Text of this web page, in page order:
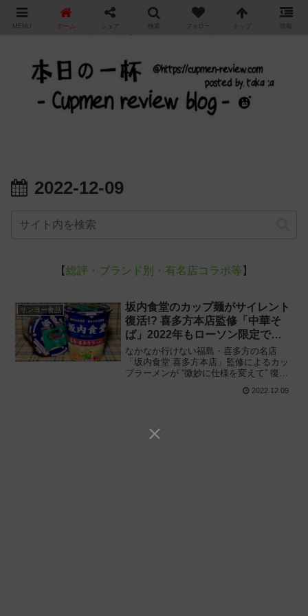
カップ麺の新商品をレビュー / アレンジするブログ
2022-12-09
【総評・ブランド別・有名店コラボ等 】
サンヨー食品
坂内食堂のカップ麺がサイレント
復活!? 喜多方本店監修「中華そ
ば」2022年もローソン限定で再
び登場!!
なかなか行けない福島・喜多方の名店
「坂内食堂 喜多方本店」監修によるカッ
プラーメンが “微妙に仕様を変えて” 復
多方本店監修 中華そば」2022年発売品を
2022.12.09
MENU ホーム シェア 検索 フォロー トップ 情報